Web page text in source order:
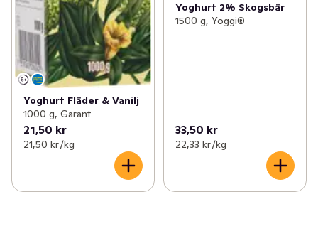
Yoghurt Fläder & Vanilj
1000 g, Garant
21,50 kr
21,50 kr /kg
Yoghurt 2% Skogsbär
1500 g, Yoggi®
33,50 kr
22,33 kr /kg